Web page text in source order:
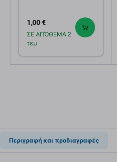
1,00 €
ΣΕ ΑΠΌΘΕΜΑ 2
τεμ
Περιγραφή και προδιαγραφές